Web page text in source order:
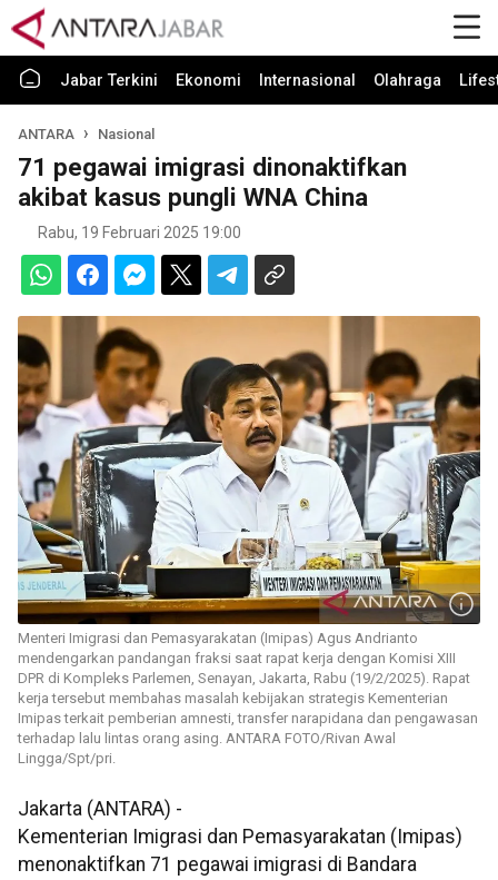
Jabar Terkini Ekonomi Internasional Olahraga
ANTARA Nasional
71 pegawai imigrasi dinonaktifkan
akibat kasus pungli WNA China
Rabu, 19 Februari 2025 19:00
Menteri Imigrasi dan Pemasyarakatan (Imipas) Agus Andrianto
mendengarkan pandangan fraksi saat rapat kerja dengan Komisi XIII
DPR di Kompleks Parlemen, Senayan, Jakarta, Rabu (19/2/2025). Rapat
kerja tersebut membahas masalah kebijakan strategis Kementerian
Imipas terkait pemberian amnesti, transfer narapidana dan pengawasan
terhadap lalu lintas orang asing. ANTARA FOTO/Rivan Awal
Lingga/Spt/pri.
Jakarta (ANTARA) -
Kementerian Imigrasi dan Pemasyarakatan (Imipas)
menonaktifkan 71 pegawai imigrasi di Bandara